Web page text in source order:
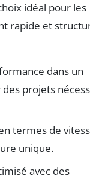
idéal pour les
rapide et
dans un
projets
termes de
unique.
avec des